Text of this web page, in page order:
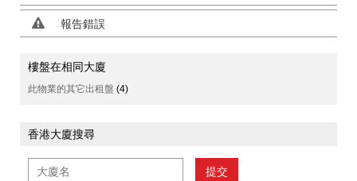
報告錯誤
樓盤在相同大廈
此物業的其它出租盤 (4)
香港大廈搜尋
提交